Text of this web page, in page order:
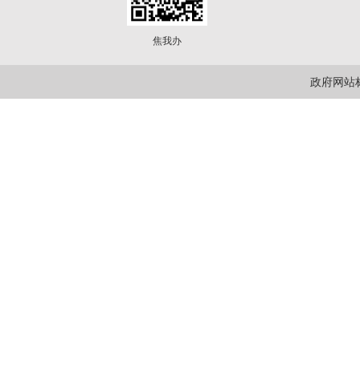
焦我办
政府网站